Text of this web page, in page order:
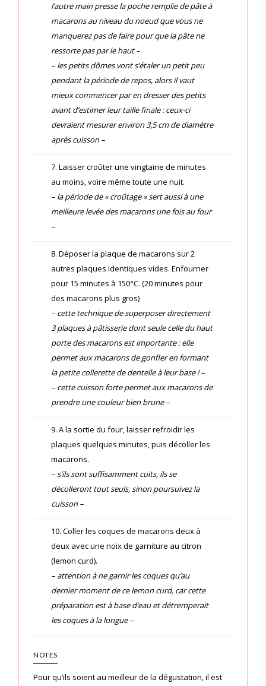
l’autre main presse la poche remplie de pâte à
macarons au niveau du noeud que vous ne
manquerez pas de faire pour que la pâte ne
ressorte pas par le haut –
– les petits dômes vont s’étaler un petit peu
pendant la période de repos, alors il vaut
mieux commencer par en dresser des petits
avant d’estimer leur taille finale : ceux-ci
devraient mesurer environ 3,5 cm de diamètre
après cuisson –
7. Laisser croûter une vingtaine de minutes
au moins, voire même toute une nuit.
– la période de « croûtage » sert aussi à une
meilleure levée des macarons une fois au four
–
8. Déposer la plaque de macarons sur 2
autres plaques identiques vides. Enfourner
pour 15 minutes à 150°C. (20 minutes pour
des macarons plus gros)
– cette technique de superposer directement
3 plaques à pâtisserie dont seule celle du haut
porte des macarons est importante : elle
permet aux macarons de gonfler en formant
la petite collerette de dentelle à leur base ! –
– cette cuisson forte permet aux macarons de
prendre une couleur bien brune –
9. A la sortie du four, laisser refroidir les
plaques quelques minutes, puis décoller les
macarons.
– s’ils sont suffisamment cuits, ils se
décolleront tout seuls, sinon poursuivez la
cuisson –
10. Coller les coques de macarons deux à
deux avec une noix de garniture au citron
(lemon curd).
– attention à ne garnir les coques qu’au
dernier moment de ce lemon curd, car cette
préparation est à base d’eau et détremperait
les coques à la longue –
NOTES
Pour qu’ils soient au meilleur de la dégustation, il est